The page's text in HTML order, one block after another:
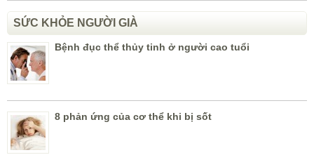
SỨC KHỎE NGƯỜI GIÀ
Bệnh đục thể thủy tinh ở người cao tuổi
8 phản ứng của cơ thể khi bị sốt